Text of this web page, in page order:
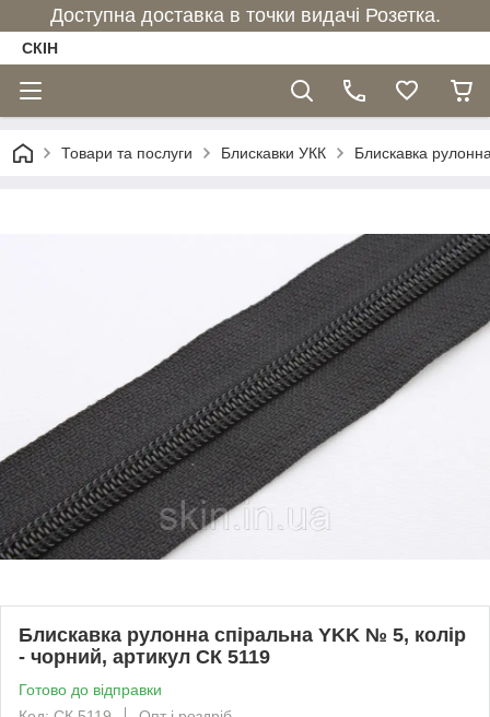
Доступна доставка в точки видачі Розетка.
СКІН
Товари та послуги Блискавки УКК Блискавка
Блискавка рулонна спіральна YKK № 5, колір
- чорний, артикул СК 5119
Готово до відправки